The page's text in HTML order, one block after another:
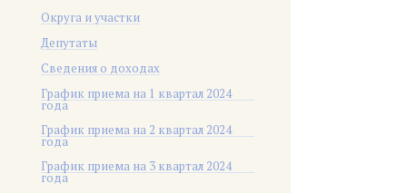
Округа и участки
Депутаты
Сведения о доходах
График приема на 1 квартал 2024
года
График приема на 2 квартал 2024
года
График приема на 3 квартал 2024
года